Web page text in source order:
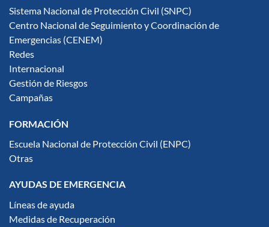
Sistema Nacional de Protección Civil (SNPC)
Centro Nacional de Seguimiento y Coordinación de
Emergencias (CENEM)
Redes
Internacional
Gestión de Riesgos
Campañas
FORMACIÓN
Escuela Nacional de Protección Civil (ENPC)
Otras
AYUDAS DE EMERGENCIA
Líneas de ayuda
Medidas de Recuperación